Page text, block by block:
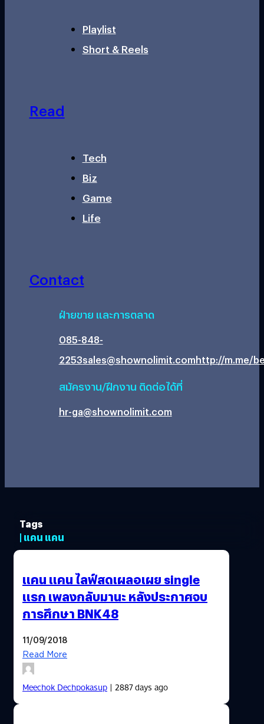
Playlist
Short & Reels
Read
Tech
Biz
Game
Life
Contact
ฝ่ายขาย และการตลาด
085-848-
2253sales@shownolimit.comhttp://m.me/
สมัครงาน/ฝึกงาน ติดต่อได้ที่
hr-ga@shownolimit.com
Tags
| แคน แคน
แคน แคน ไลฟ์สดเผลอเผย single
แรก เพลงกลับมานะ หลังประกาศจบ
การศึกษา BNK48
11/09/2018
Read More
Meechok Dechpokasup| 2887 days ago